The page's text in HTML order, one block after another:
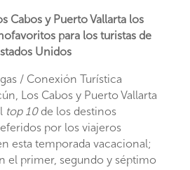
Cabos y Puerto Vallarta los
para los turistas de
Unidos
/ Conexión Turística
Los Cabos y Puerto Vallarta
top 10 de los destinos
por los viajeros
esta temporada vacacional;
el primer, segundo y séptimo